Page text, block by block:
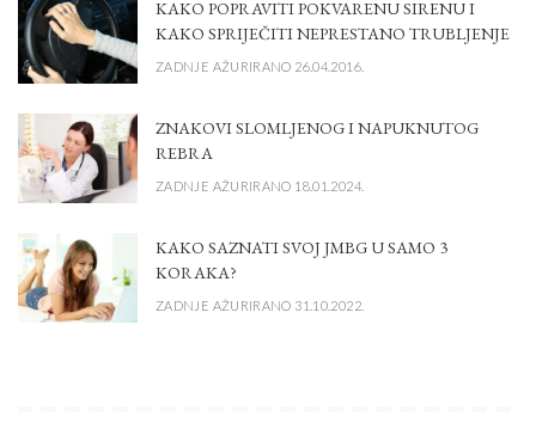
KAKO POPRAVITI POKVARENU SIRENU I
KAKO SPRIJEČITI NEPRESTANO TRUBLJENJE
ZADNJE AŽURIRANO 26.04.2016.
ZNAKOVI SLOMLJENOG I NAPUKNUTOG
REBRA
ZADNJE AŽURIRANO 18.01.2024.
KAKO SAZNATI SVOJ JMBG U SAMO 3
KORAKA?
ZADNJE AŽURIRANO 31.10.2022.